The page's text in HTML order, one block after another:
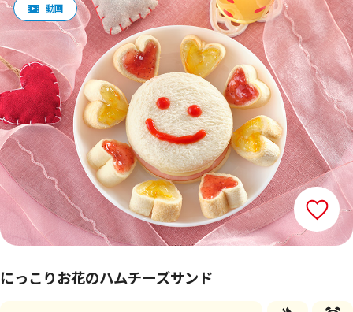
にっこりお花のハムチーズサンド